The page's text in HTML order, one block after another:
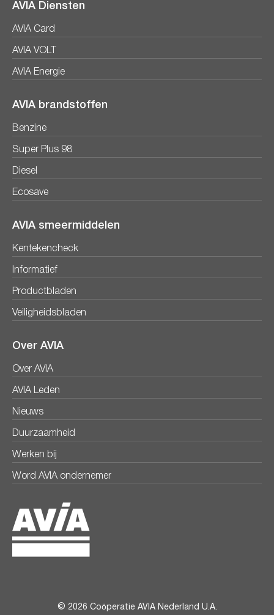
AVIA Diensten
AVIA Card
AVIA VOLT
AVIA Energie
AVIA brandstoffen
Benzine
Super Plus 98
Diesel
Ecosave
AVIA smeermiddelen
Kentekencheck
Informatief
Productbladen
Veiligheidsbladen
Over AVIA
Over AVIA
AVIA Leden
Nieuws
Duurzaamheid
Werken bij
Word AVIA ondernemer
© 2026 Coöperatie AVIA Nederland U.A.